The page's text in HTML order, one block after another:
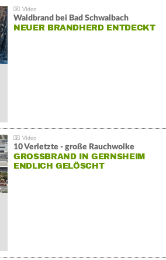
Waldbrand bei Bad Schwalbach
NEUER BRANDHERD ENTDECKT
10 Verletzte - große Rauchwolke
GROSSBRAND IN GERNSHEIM E
NDLICH GELÖSCHT